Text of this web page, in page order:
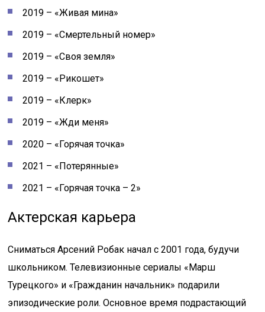
2019 – «Живая мина»
2019 – «Смертельный номер»
2019 – «Своя земля»
2019 – «Рикошет»
2019 – «Клерк»
2019 – «Жди меня»
2020 – «Горячая точка»
2021 – «Потерянные»
2021 – «Горячая точка – 2»
Актерская карьера
Сниматься Арсений Робак начал с 2001 года, будучи
школьником. Телевизионные сериалы «Марш
Турецкого» и «Гражданин начальник» подарили
эпизодические роли. Основное время подрастающий